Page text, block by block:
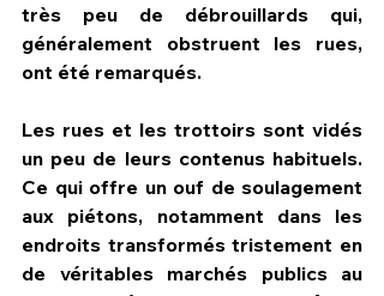
très peu de débrouillards qui,
généralement obstruent les rues,
ont été remarqués.
Les rues et les trottoirs sont vidés
un peu de leurs contenus habituels.
Ce qui offre un ouf de soulagement
aux piétons, notamment dans les
endroits transformés tristement en
de véritables marchés publics au